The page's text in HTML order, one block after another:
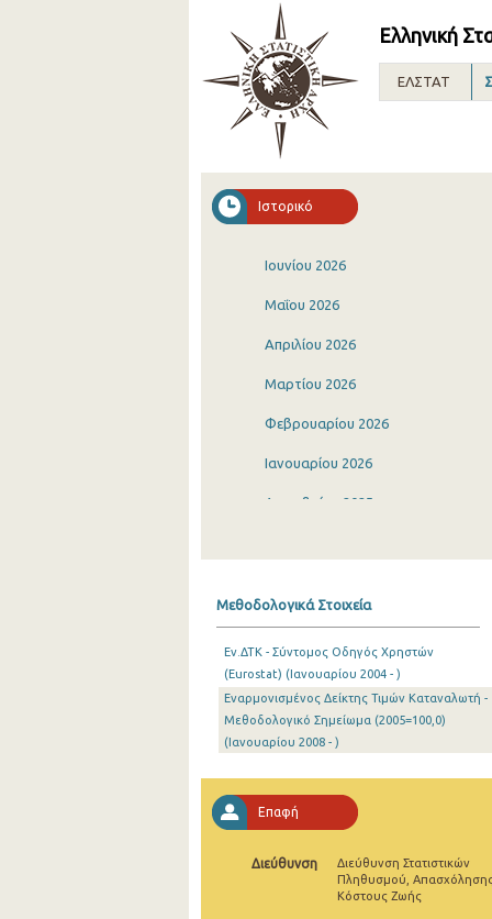
Ελληνική
ΕΛΣΤΑΤ
Ιστορικό
Ιουνίου 2026
Μαΐου 2026
Απριλίου 2026
Μαρτίου 2026
Φεβρουαρίου 2026
Ιανουαρίου 2026
Δεκεμβρίου 2025
Αυγούστου 2025
Ιουλίου 2025
Ιουνίου 2025
Μαΐου 2025
Απριλίου 2025
Μαρτίου 2025
Φεβρουαρίου 2025
Μεθοδολογικά Στοιχεία
Εν.ΔΤΚ - Σύντομος Οδηγός Χρηστών
(Eurostat) (Ιανουαρίου 2004 - )
Εναρμονισμένος Δείκτης Τιμών Καταναλωτή -
Μεθοδολογικό Σημείωμα (2005=100,0)
(Ιανουαρίου 2008 - )
Επαφή
Διεύθυνση
Διεύθυνση Στατιστικών
Πληθυσμού, Απασχόλησης
Κόστους Ζωής